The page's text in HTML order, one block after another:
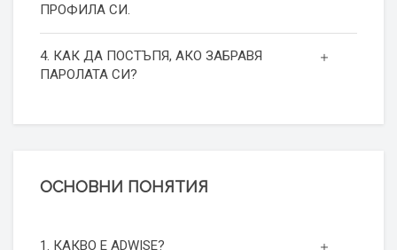
ПРОФИЛА СИ.
4. КАК ДА ПОСТЪПЯ, АКО ЗАБРАВЯ
ПАРОЛАТА СИ?
ОСНОВНИ ПОНЯТИЯ
1. КАКВО Е ADWISE?